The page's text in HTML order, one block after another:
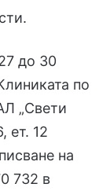
до 30
по
„Свети
ет. 12
на
732 в